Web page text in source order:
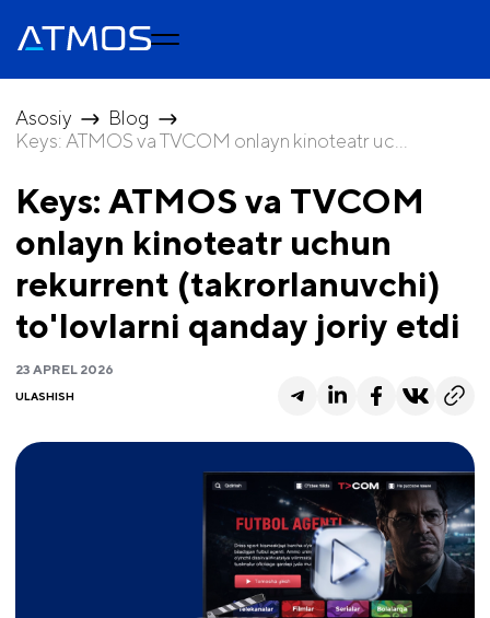
Asosiy
Blog
Keys: ATMOS va TVCOM onlayn kinoteatr uc...
Keys: ATMOS va TVCOM
onlayn kinoteatr uchun
rekurrent (takrorlanuvchi)
to'lovlarni qanday joriy etdi
23 APREL 2026
ULASHISH